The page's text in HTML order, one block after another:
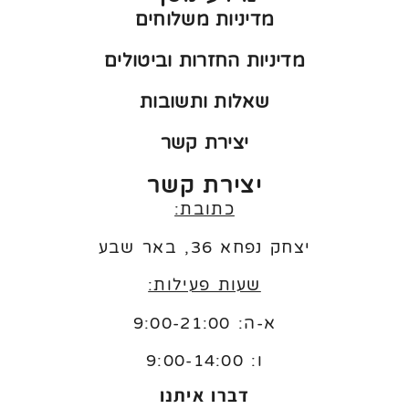
מדיניות משלוחים
מדיניות החזרות וביטולים
שאלות ותשובות
יצירת קשר
יצירת קשר
כתובת:
יצחק נפחא 36, באר שבע
שעות פעילות:
א-ה: 9:00-21:00
ו: 9:00-14:00
דברו איתנו